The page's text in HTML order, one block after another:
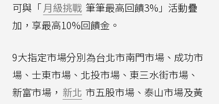
可與「月級挑戰 筆筆最高回饋3%」活動疊
加，享最高10%回饋金。
9大指定市場分別為台北市南門市場、成功市
場、士東市場、北投市場、東三水街市場、
新富市場， 新北 市五股市場、泰山市場及黃